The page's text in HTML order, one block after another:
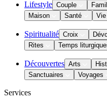
Lifestyle Couple
Maison
Santé
Spiritualité Croix
Rites
Temps
Découvertes Arts
Sanctuaires
Voyages
Services